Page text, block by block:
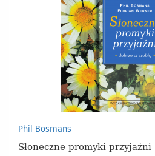
Phil Bosmans
Słoneczne promyki przyjaźni